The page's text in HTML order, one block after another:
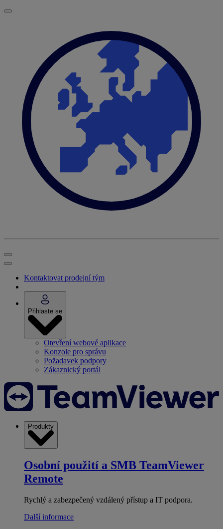
Kontaktovat prodejní tým
Přihlaste se
Otevření webové aplikace
Konzole pro správu
Požadavek podpory
Zákaznický portál
Produkty
Osobní použití a SMB TeamViewer
Remote
Rychlý a zabezpečený vzdálený přístup a IT podpora.
Další informace